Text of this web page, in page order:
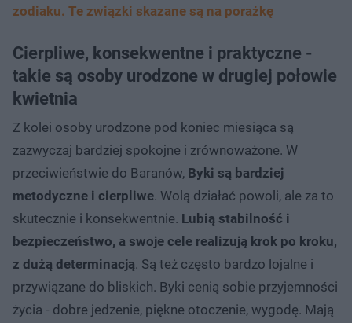
zodiaku. Te związki skazane są na porażkę
Cierpliwe, konsekwentne i praktyczne -
takie są osoby urodzone w drugiej połowie
kwietnia
Z kolei osoby urodzone pod koniec miesiąca są
zazwyczaj bardziej spokojne i zrównoważone. W
przeciwieństwie do Baranów, Byki są bardziej
metodyczne i cierpliwe. Wolą działać powoli, ale za to
skutecznie i konsekwentnie. Lubią stabilność i
bezpieczeństwo, a swoje cele realizują krok po kroku,
z dużą determinacją. Są też często bardzo lojalne i
przywiązane do bliskich. Byki cenią sobie przyjemności
życia - dobre jedzenie, piękne otoczenie, wygodę. Mają